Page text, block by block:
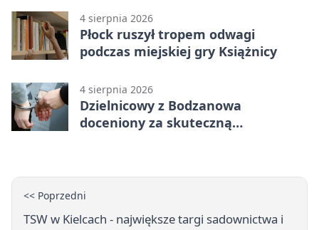
4 sierpnia 2026
Płock ruszył tropem odwagi
podczas miejskiej gry Książnicy
4 sierpnia 2026
Dzielnicowy z Bodzanowa
doceniony za skuteczną
<< Poprzedni
TSW w Kielcach - największe targi sadownictwa i